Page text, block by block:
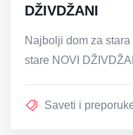
DŽIVDŽANI
Najbolji dom za
stare NOVI
Saveti i